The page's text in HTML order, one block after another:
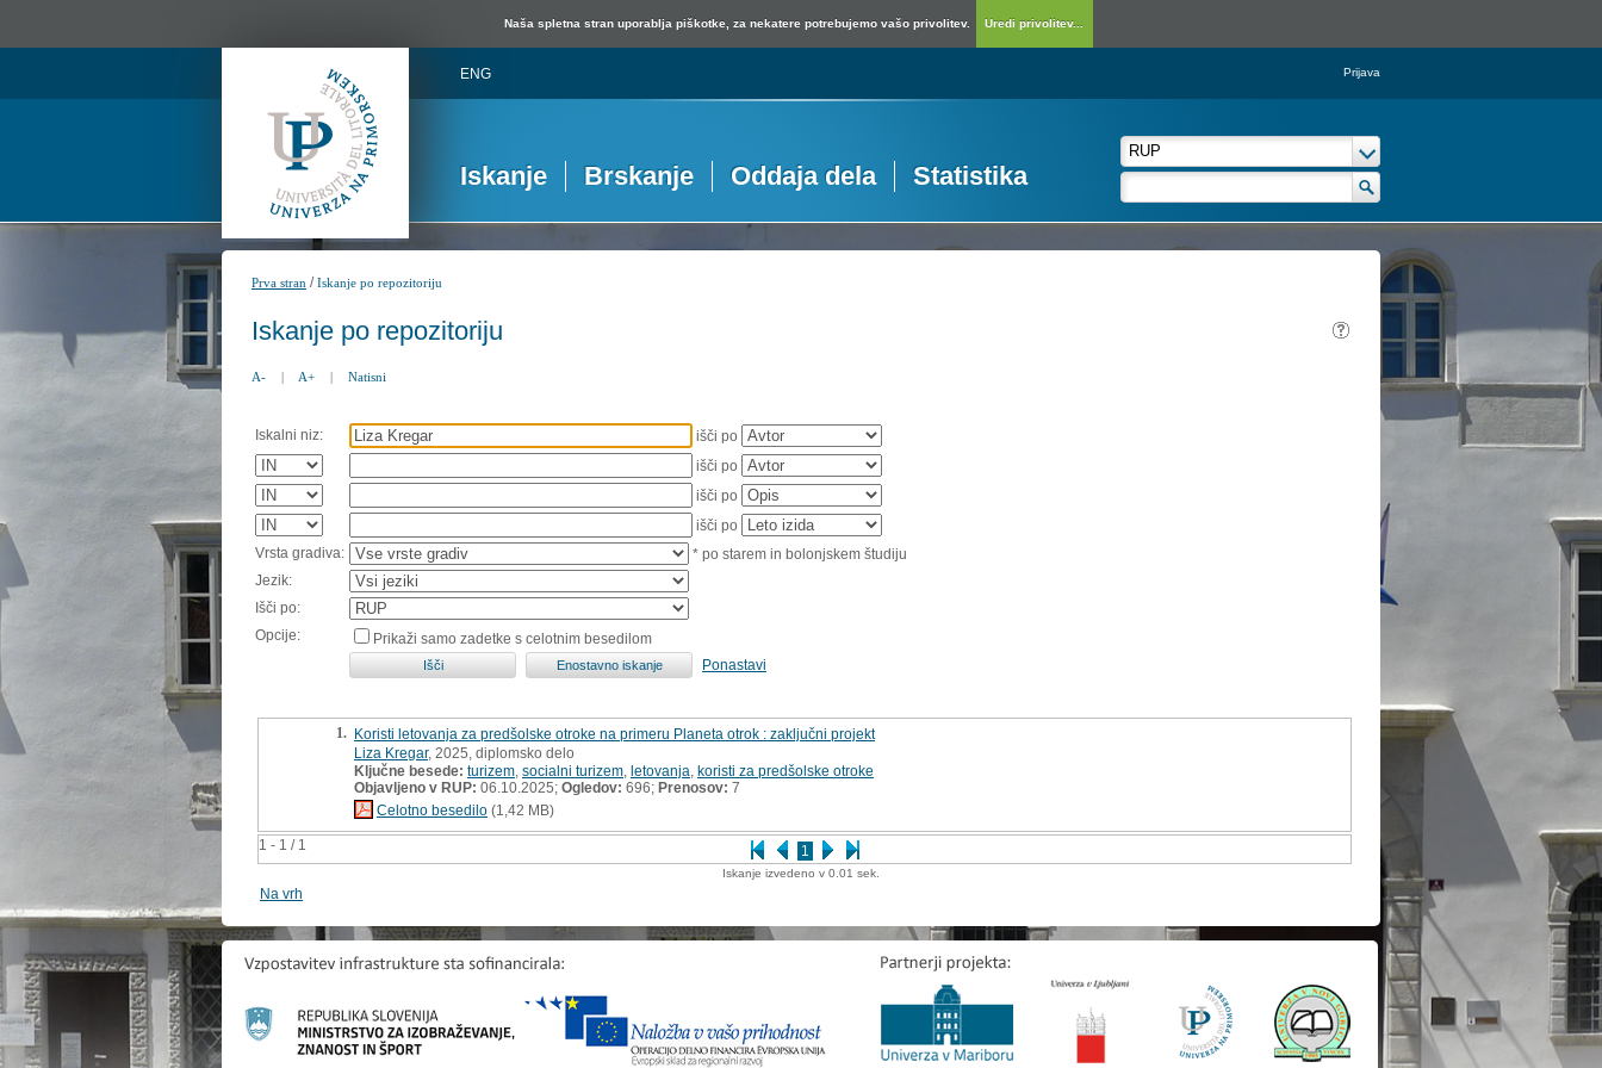
Naša spletna stran uporablja piškotke, za nekatere potrebujemo vašo privolitev. Uredi privolitev...
ENG Prijava
Iskanje Brskanje Oddaja dela Statistika
Prva stran /Iskanje po repozitoriju
Iskanje po repozitoriju
A- | A+ | Natisni
Iskalni niz:
išči po
išči po
išči po
išči po
Vrsta gradiva:
* po starem in bolonjskem študiju
Jezik:
Išči po:
Opcije:
Prikaži samo zadetke s celotnim besedilom
Ponastavi
1 - 1 / 1 1
1. Koristi letovanja za predšolske otroke na primeru Planeta otrok : zaključni projekt
Liza Kregar, 2025, diplomsko delo
Ključne besede: turizem socialni turizem letovanja koristi za predšolske otroke
Objavljeno v RUP: 06.10.2025; Ogledov: 696; Prenosov: 7
Celotno besedilo (1,42 MB)
Iskanje izvedeno v 0.01 sek.
Na vrh